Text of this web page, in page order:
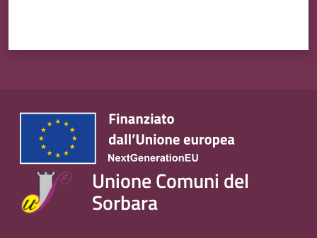
Unione Comuni del
Sorbara